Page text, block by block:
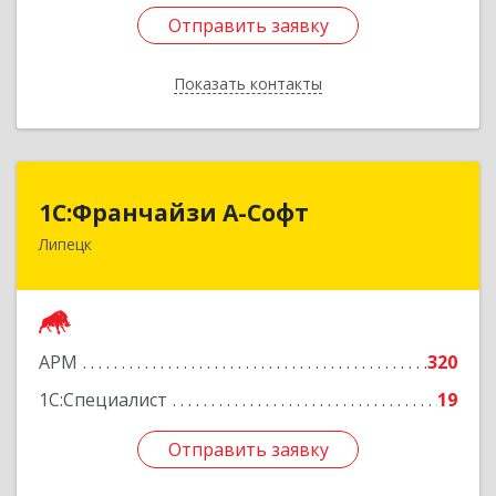
Отправить заявку
Показать контакты
Отправить заявку
Назад
1С:Франчайзи А-Софт
Липецк
АРМ
320
1С:Специалист
19
Отправить заявку
1С:Франчайзи А-Софт
398059, Липецкая обл, Липецк г, Фрунзе ул,
Отправить заявку